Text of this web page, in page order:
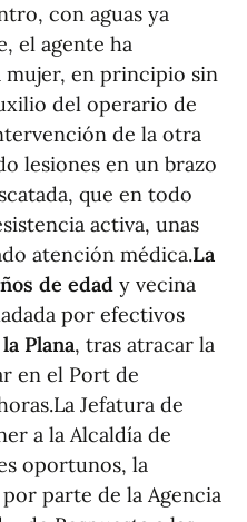
con aguas ya
el agente ha
mujer, en principio sin
del operario de
de la otra
lesiones en un brazo
que en todo
activa, unas
atención médica.La
de edad y vecina
por efectivos
Plana, tras atracar la
en el Port de
Jefatura de
a la Alcaldía de
oportunos, la
parte de la Agencia